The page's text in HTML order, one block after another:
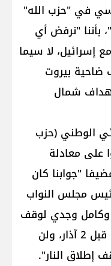
في "​حزب الله​"
"نرفض أي
​إسرائيل​، لا سيما
ضاحية بيروت
شمال
الوطني (حزب
على معادلة
"جوابنا كان
مجلس النواب
وكامل وجدي لوقف
إطلاق النار بدون العودة إلى ما قبل 2 آذار، ولن
إطلاق النار".